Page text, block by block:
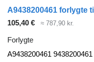
105,40 € ≈ 787,90 kr.
Forlygte
A9438200461 9438200461